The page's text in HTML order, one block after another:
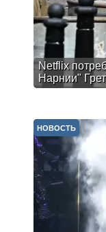
Netflix
Нарнии"
НОВОСТЬ